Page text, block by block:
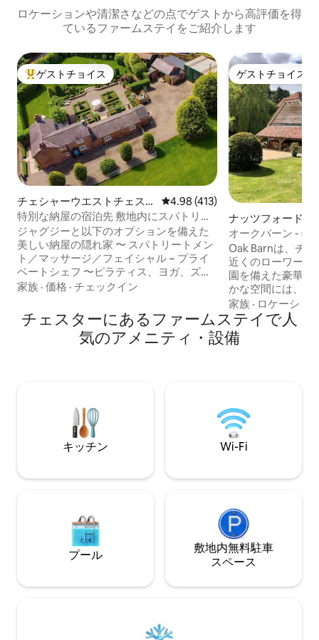
ロケーションや清潔さなどの点でゲストから高評価を得
ているファームステイをご紹介します
大好評のゲストチョイスです。
ゲストチョイス
チェシャーウエストチェスタ
ーの納屋
レビュー413件、5つ星中4.98つ
4.98 (413)
特別な納屋の宿泊先 敷地内にスパトリー
トメントとシェフサービスあり
ジャグジーと以下のオプションを備えた
美しい納屋の隠れ家 〜 スパトリートメン
ト／マッサージ／フェイシャル ~ プライ
ベートシェフ 〜ピラティス、ヨガ、ズン
バ 歴史的なオールトン・スミシーの敷地
におすすめです。美しいチェシャの田舎
にあるオールトン・パーク・レースコー
スに近い場所にあります。近くには美し
えています。寝室が2部屋と、それぞれに
専用バスルームが付いたお部屋が2部屋あ
ります。 全体的に豪華な雰囲気です。
家族 · 価格 · チェックイン
ゲストチョイス
ゲストチョイス
ナッツフォードの
オークバーン - 牧
屋を改装
Oak Barnは、チ
近くのローワーピ
園を備えた豪華な
かな空間には、シ
整ったキッチンを
ムがあり、カッ
すことができます。 徒歩圏内には2つ
ブと品揃えの良い
ヴィーガンのオプ
ます。
家族 · ロケーショ
チェスターにあるファームステイで人
気のアメニティ・設備
キッチン Wi-Fi
プール
敷地内無料駐⁠車
ス⁠ペ⁠ー⁠ス